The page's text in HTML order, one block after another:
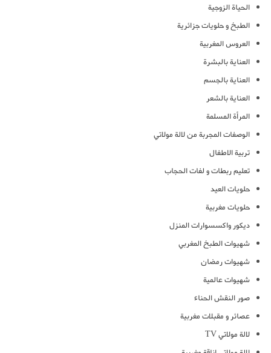
الحياة الزوجية
الطبخ و حلويات جزائرية
العروس المغربية
العناية بالبشرة
العناية بالجسم
العناية بالشعر
المرأة المسلمة
الوصفات المجربة من لالة مولاتي
تربية الاطفال
تعليم ربطات و لفات الحجاب
حلويات العيد
حلويات مغربية
ديكور واكسسوارات المنزل
شهيوات الطبخ المغربي
شهيوات رمضان
شهيوات عالمية
صور النقش الحناء
عصائر و مقبلات مغربية
لالة مولاتي TV